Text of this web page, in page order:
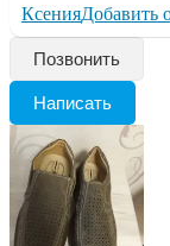
КсенияДобавить
Позвонить
Написать